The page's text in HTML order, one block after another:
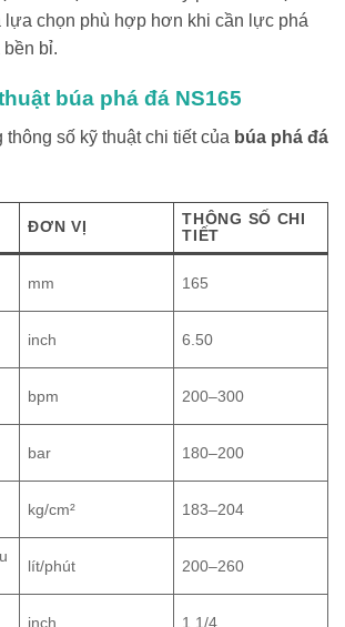
lựa chọn phù hợp hơn khi cần lực phá
bền bỉ.
búa phá đá NS165
số kỹ thuật chi tiết của búa phá đá
ĐƠN VỊ
THÔNG SỐ CHI
TIẾT
mm 165
inch 6.50
bpm 200–300
bar 180–200
kg/cm² 183–204
lít/phút 200–260
inch 1 1/4